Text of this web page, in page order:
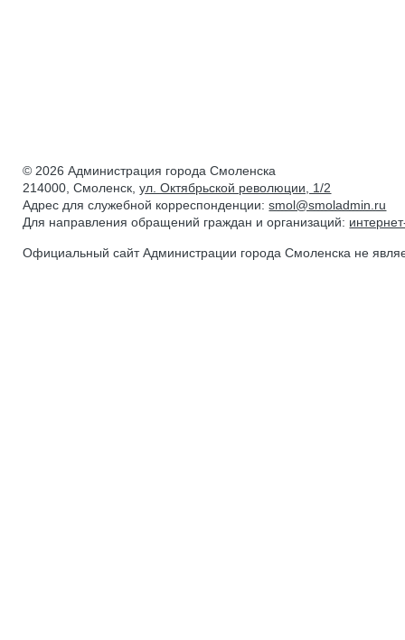
© 2026 Администрация города Смоленска
214000, Смоленск,ул. Октябрьской революции, 1/2
Адрес для служебной корреспонденции:smol@smoladmin.ru
Для направления обращений граждан и организаций:
Официальный сайт Администрации города Смоленска не